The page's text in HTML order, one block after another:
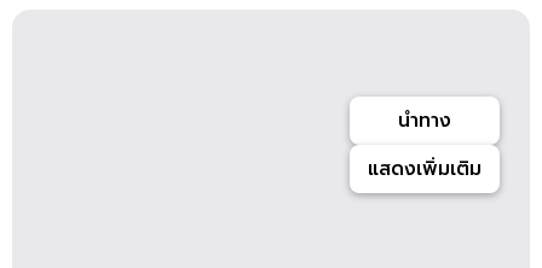
นำทาง
แสดงเพิ่มเติม